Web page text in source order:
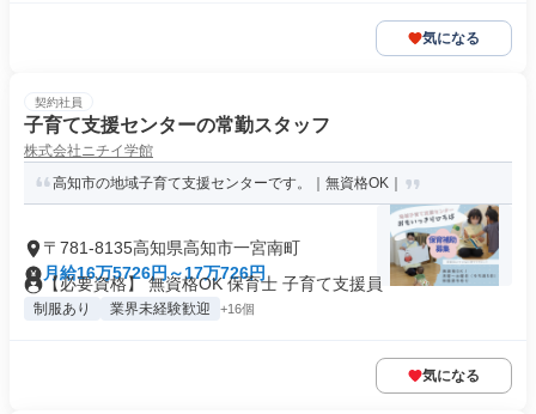
気になる
契約社員
子育て支援センターの常勤スタッフ
株式会社ニチイ学館
高知市の地域子育て支援センターです。｜無資格OK｜
〒781-8135高知県高知市一宮南町
月給16万5726円～17万726円
【必要資格】 無資格OK 保育士 子育て支援員
制服あり 業界未経験歓迎 +16個
気になる